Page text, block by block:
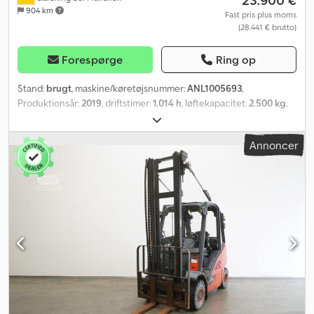
904 km
Fast pris plus moms
(28.441 € brutto)
Forespørge Ring op
Stand: brugt, maskine/køretøjsnummer:ANL1005693,
Produktionsår:2019, driftstimer:1.014 h, løftekapacitet:2.500 kg,
, fri løftehøjde:
mm, mastetype:triplex, gaffelbærebredden:1.080 mm,
gaffellængde:
, forhjulsdækstørrelse: 23x9-10
bagdækseldimension:
, tomvægt:4.050 kg
2.250 mm
2.675 mm , samlet bredde:
, - Køretøj: Simpel ekstrahydraulik - Mast: Simpel
ekstrahydraulik - Sideskift, integreret - Fuld kabine - Pansret tag -
Varme & klimaanlæg - Eberspächer partikelfiltersystem,
integreret - 2 x LED-arbejdslygter foran - 1 x LED-baklygte bagpå -
Belysningssystem med positionslys og kørelys, bremselygter og
blinklys - Advarselsblink - Spotlys bagpå: BlueSpot -
Støvbeskyttelse, forhøjet - Panoramaspejl - Holder med
skriveplade - Adgangskontrol: LFM-RFID - Førersæde, ekstra
komfortabelt (stofbetræk) - For- og tagrullegardin -
Annoncer